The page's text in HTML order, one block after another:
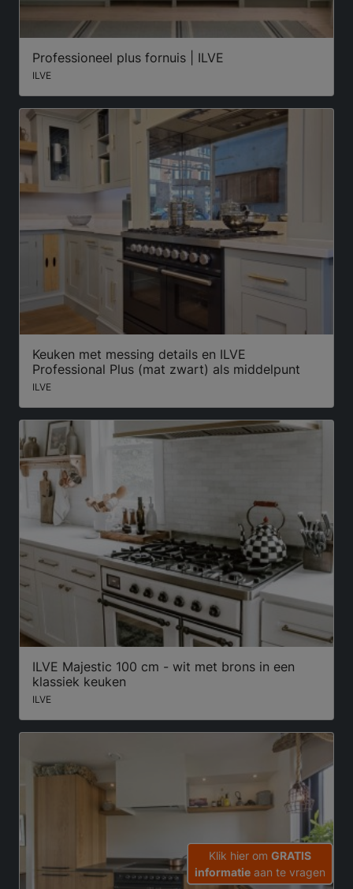
Professioneel plus fornuis | ILVE
ILVE
Keuken met messing details en ILVE
Professional Plus (mat zwart) als middelpunt
ILVE
ILVE Majestic 100 cm - wit met brons in een
klassiek keuken
ILVE
Klik hier om GRATIS
informatie aan te vragen